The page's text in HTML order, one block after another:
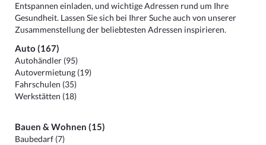
Entspannen einladen, und wichtige Adressen rund um Ihre
Gesundheit. Lassen Sie sich bei Ihrer Suche auch von unserer
Zusammenstellung der beliebtesten Adressen inspirieren.
Auto (167)
Autohändler (95)
Autovermietung (19)
Fahrschulen (35)
Werkstätten (18)
Bauen & Wohnen (15)
Baubedarf (7)